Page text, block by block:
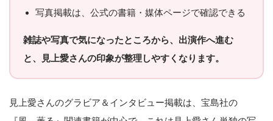
写真掲載は、公式の書籍・媒体ページで確認できる
雑誌や写真で気になったところから、出演作へ進む
と、見上愛さんの印象が整理しやすくなります。
見上愛さんのグラビア＆インタビュー掲載は、宝島社の